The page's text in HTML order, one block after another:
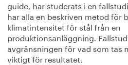
guide, har studerats i en
har alla en beskriven metod för
klimatintensitet för stål från en
produktionsanläggning.
avgränsningen för vad som tas
viktigt för resultatet.